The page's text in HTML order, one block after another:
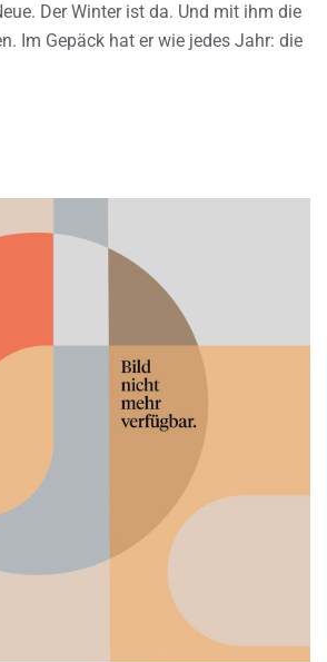
Der Winter ist da. Und mit ihm die
Im Gepäck hat er wie jedes Jahr: die